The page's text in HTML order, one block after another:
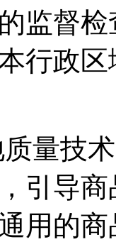
监督
行政
量技
引导
用的